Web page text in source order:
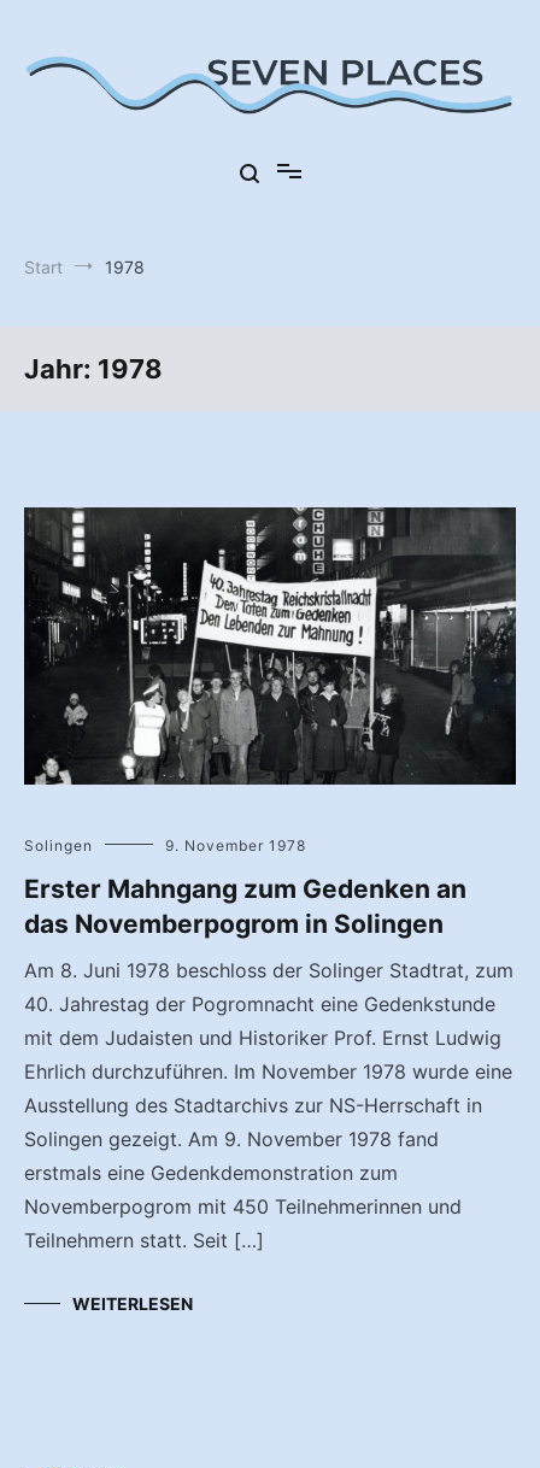
springen
Start 1978
Jahr: 1978
Solingen 9. November 1978
Erster Mahngang zum Gedenken an
das Novemberpogrom in Solingen
Am 8. Juni 1978 beschloss der Solinger Stadtrat, zum
40. Jahrestag der Pogromnacht eine Gedenkstunde
mit dem Judaisten und Historiker Prof. Ernst Ludwig
Ehrlich durchzuführen. Im November 1978 wurde eine
Ausstellung des Stadtarchivs zur NS-Herrschaft in
Solingen gezeigt. Am 9. November 1978 fand
erstmals eine Gedenkdemonstration zum
Novemberpogrom mit 450 Teilnehmerinnen und
Teilnehmern statt. Seit […]
WEITERLESEN